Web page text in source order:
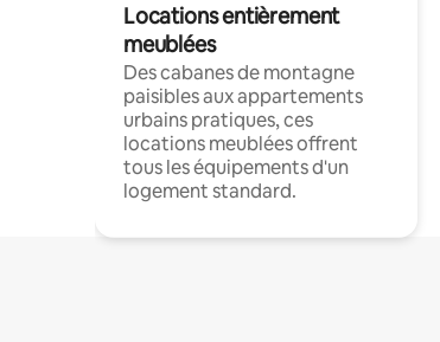
Locations entièrement
meublées
Des cabanes de montagne
paisibles aux appartements
urbains pratiques, ces
locations meublées offrent
tous les équipements d'un
logement standard.